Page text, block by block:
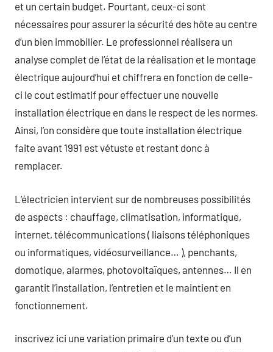
et un certain budget. Pourtant, ceux-ci sont
nécessaires pour assurer la sécurité des hôte au centre
d’un bien immobilier. Le professionnel réalisera un
analyse complet de l’état de la réalisation et le montage
électrique aujourd’hui et chiffrera en fonction de celle-
ci le cout estimatif pour effectuer une nouvelle
installation électrique en dans le respect de les normes.
Ainsi, l’on considère que toute installation électrique
faite avant 1991 est vétuste et restant donc à
remplacer.
L’électricien intervient sur de nombreuses possibilités
de aspects : chauffage, climatisation, informatique,
internet, télécommunications ( liaisons téléphoniques
ou informatiques, vidéosurveillance… ), penchants,
domotique, alarmes, photovoltaïques, antennes… Il en
garantit l’installation, l’entretien et le maintient en
fonctionnement.
inscrivez ici une variation primaire d’un texte ou d’un